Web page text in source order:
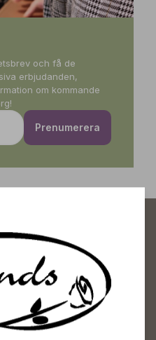
och få de
erbjudanden,
om kommande
Prenumerera